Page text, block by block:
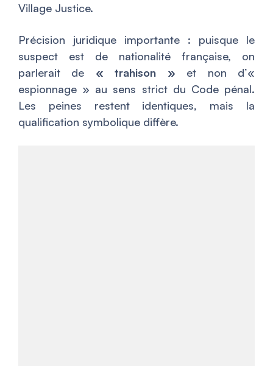
Village Justice.
Précision juridique importante : puisque le
suspect est de nationalité française, on
parlerait de « trahison » et non d’«
espionnage » au sens strict du Code pénal.
Les peines restent identiques, mais la
qualification symbolique diffère.